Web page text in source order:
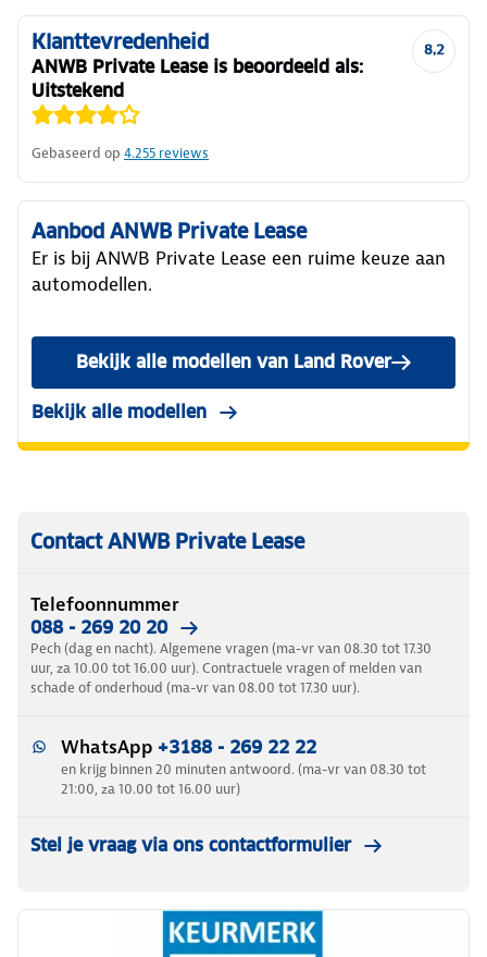
8,2
Klanttevredenheid
ANWB Private Lease is beoordeeld als:
Uitstekend
Gebaseerd op 4.255 reviews
Aanbod ANWB Private Lease
Er is bij ANWB Private Lease een ruime keuze aan
automodellen.
Bekijk alle modellen van Land Rover
Bekijk alle modellen
Contact ANWB Private Lease
Telefoonnummer
088 - 269 20 20
Pech (dag en nacht). Algemene vragen (ma-vr van 08.30 tot 17.30
uur, za 10.00 tot 16.00 uur). Contractuele vragen of melden van
schade of onderhoud (ma-vr van 08.00 tot 17.30 uur).
WhatsApp +3188 - 269 22 22
en krijg binnen 20 minuten antwoord. (ma-vr van 08.30 tot
21:00, za 10.00 tot 16.00 uur)
Stel je vraag via ons contactformulier